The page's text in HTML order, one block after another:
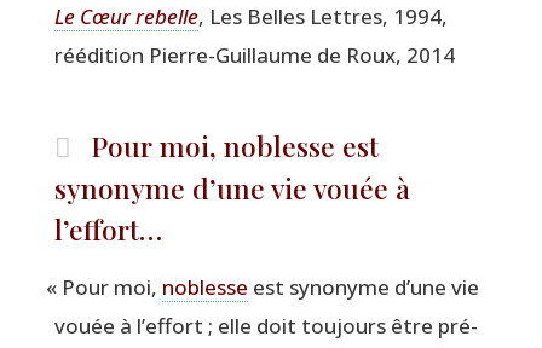
Le Cœur rebelle, Les Belles Lettres, 1994,
réédi­tion Pierre-Guillaume de Roux, 2014
Pour moi, noblesse est
synonyme d’une vie vouée à
l’effort…
« Pour moi, noblesse est syno­nyme d’une vie
vouée à l’effort ; elle doit tou­jours être pré­